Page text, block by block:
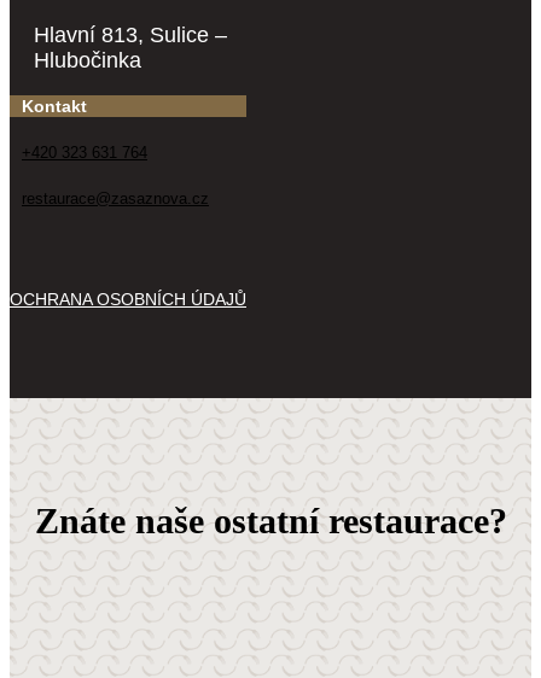
Hlavní 813, Sulice –
Hlubočinka
Kontakt
+420 323 631 764
restaurace@zasaznova.cz
OCHRANA OSOBNÍCH ÚDAJŮ
Znáte naše ostatní restaurace?